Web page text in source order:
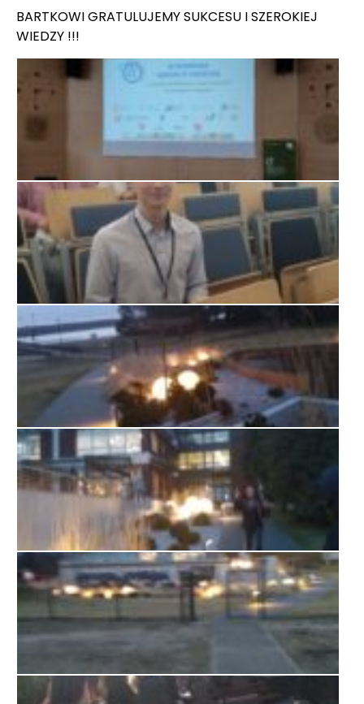
BARTKOWI GRATULUJEMY SUKCESU I SZEROKIEJ
WIEDZY !!!